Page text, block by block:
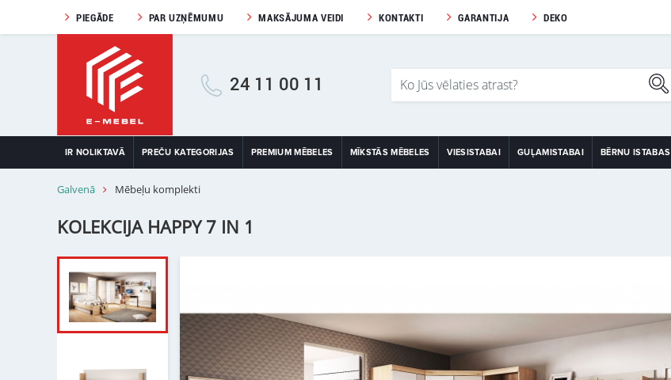
PIEGĀDE PAR UZŅĒMUMU MAKSĀJUMA VEIDI KONTAKTI GARANTIJA DEKO
24 11 00 11
IR NOLIKTAVĀ PREČU KATEGORIJAS PREMIUM MĒBELES MĪKSTĀS MĒBELES VIESISTABAI GUĻAMISTABAI BĒRNU ISTABAS
Galvenā Mēbeļu komplekti
KOLEKCIJA HAPPY 7 IN 1